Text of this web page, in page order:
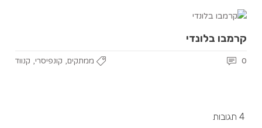
קרמבו בלונדי
ממתקים, קונפיסרי, קנווד 0
4 תגובות